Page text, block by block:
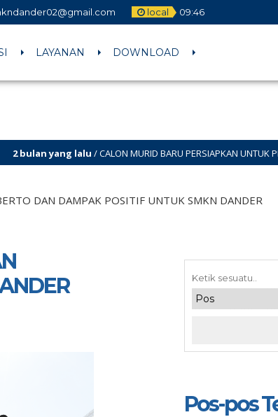
local 09:46
LAYANAN DOWNLOAD
/ CALON MURID BARU PERSIAPKAN UNTUK PENDAFTARAN
DAN DAMPAK POSITIF UNTUK SMKN DANDER
Pos-pos